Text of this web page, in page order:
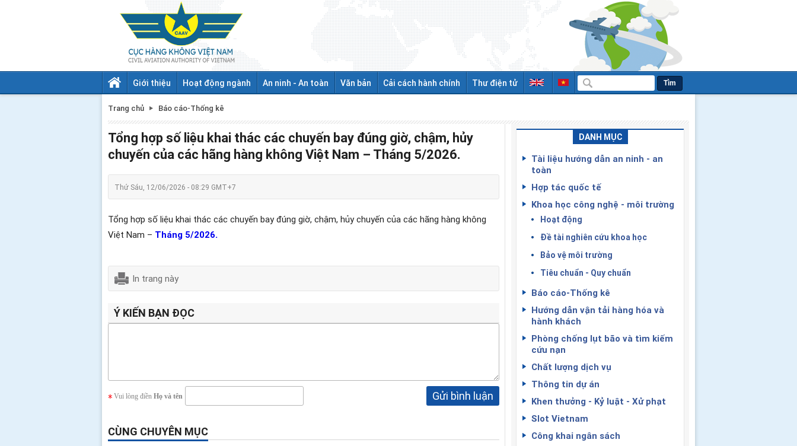
Giới thiệu Hoạt động ngành An ninh - An toàn Văn bản Cải cách hành chính Thư điện tử Tìm
Trang chủ Báo cáo-Thống kê
Tổng hợp số liệu khai thác các chuyến bay đúng giờ, chậm, hủy
chuyến của các hãng hàng không Việt Nam – Tháng 5/2026.
Thứ Sáu, 12/06/2026 - 08:29 GMT+7
Tổng hợp số liệu khai thác các chuyến bay đúng giờ, chậm, hủy chuyến của các hãng hàng không
Việt Nam – Tháng 5/2026.
In trang này
Ý KIẾN BẠN ĐỌC
Vui lòng điền Họ và tên Gửi bình luận
CÙNG CHUYÊN MỤC
DANH MỤC
Tài liệu hướng dẫn an ninh - an
toàn
Hợp tác quốc tế
Khoa học công nghệ - môi trường
Hoạt động
Đề tài nghiên cứu khoa học
Bảo vệ môi trường
Tiêu chuẩn - Quy chuẩn
Báo cáo-Thống kê
Hướng dẫn vận tải hàng hóa và
hành khách
Phòng chống lụt bão và tìm kiếm
cứu nạn
Chất lượng dịch vụ
Thông tin dự án
Khen thưởng - Kỷ luật - Xử phạt
Slot Vietnam
Công khai ngân sách